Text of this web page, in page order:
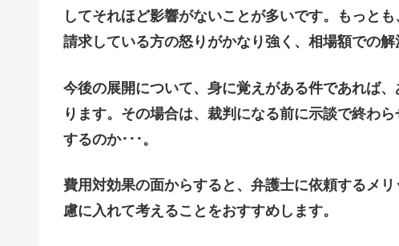
してそれほど影響がないことが多いです。もっと
請求している方の怒りがかなり強く、相場額での
今後の展開について、身に覚えがある件であれば
ります。その場合は、裁判になる前に示談で終わ
するのか･･･。
費用対効果の面からすると、弁護士に依頼するメ
慮に入れて考えることをおすすめします。